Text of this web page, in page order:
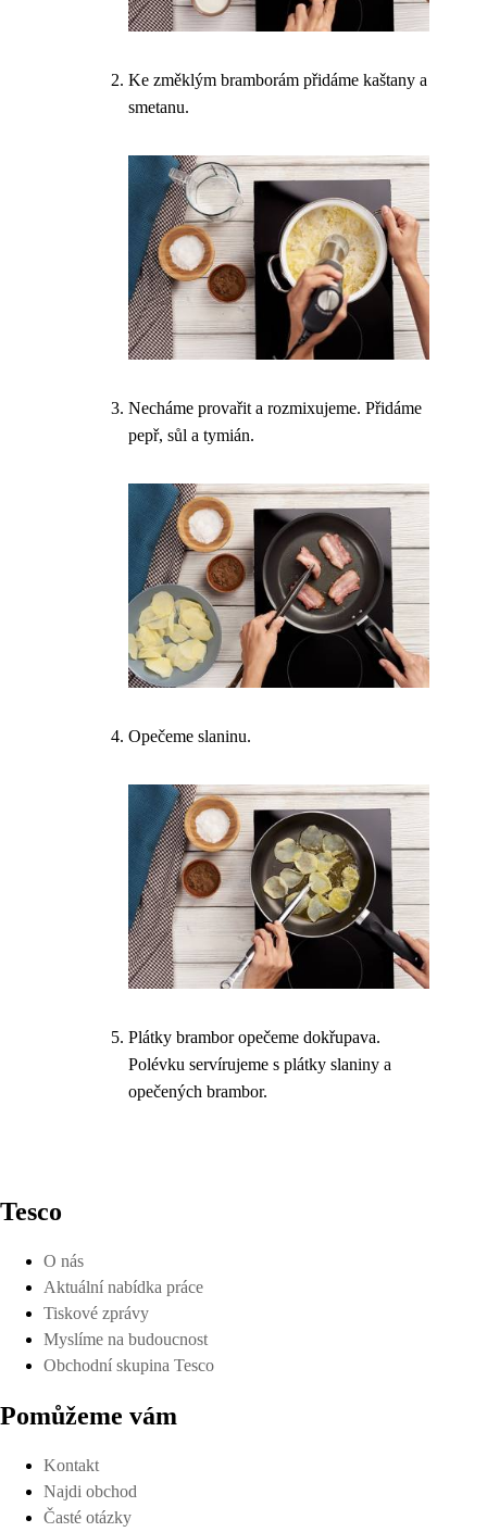
Ke změklým bramborám přidáme kaštany a
smetanu.
Necháme provařit a rozmixujeme. Přidáme
pepř, sůl a tymián.
Opečeme slaninu.
Plátky brambor opečeme dokřupava.
Polévku servírujeme s plátky slaniny a
opečených brambor.
Tesco
O nás
Aktuální nabídka práce
Tiskové zprávy
Myslíme na budoucnost
Obchodní skupina Tesco
Pomůžeme vám
Kontakt
Najdi obchod
Časté otázky